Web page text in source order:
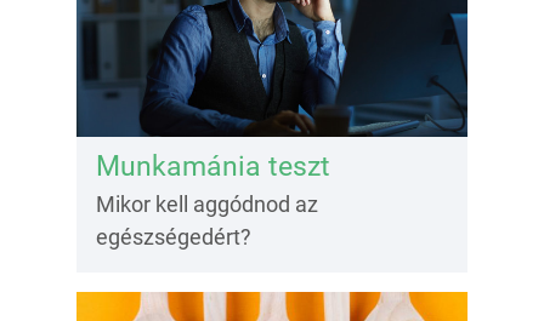
Munkamánia teszt
Mikor kell aggódnod az
egészségedért?